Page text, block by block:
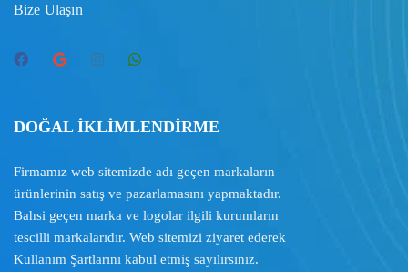
Bize Ulaşın
DOĞAL İKLİMLENDİRME
Firmamız web sitemizde adı geçen markaların
ürünlerinin satış ve pazarlamasını yapmaktadır.
Bahsi geçen marka ve logolar ilgili kurumların
tescilli markalarıdır. Web sitemizi ziyaret ederek
Kullanım Şartlarını kabul etmiş sayılırsınız.